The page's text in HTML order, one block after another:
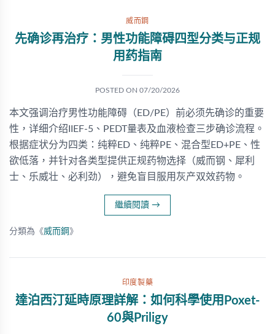
威而鋼
先确诊再治疗：男性功能障碍四型分类与正规
用药指南
POSTED ON 07/20/2026
本文强调治疗男性功能障碍（ED/PE）前必须先确诊的重要
性，详细介绍IIEF-5、PEDT量表及血液检查三步确诊流程。
根据症状分为四类：纯粹ED、纯粹PE、混合型ED+PE、性
欲低落，并针对各类型提供正规药物选择（威而钢、犀利
士、乐威壮、必利劲），避免盲目服用灰产双效药物。
繼續閱讀 →
分類為《威而鋼 》
印度製藥
達泊西汀延時原理詳解：如何科學使用Poxet-
60與Priligy